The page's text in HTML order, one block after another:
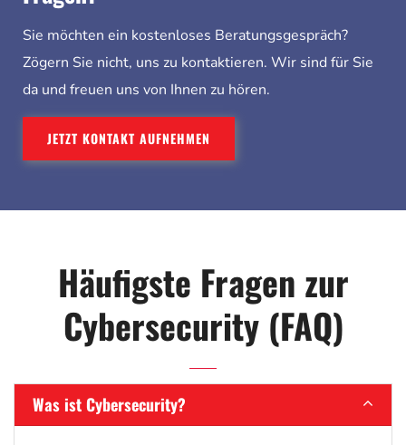
Sie möchten ein kostenloses Beratungsgespräch?
Zögern Sie nicht, uns zu kontaktieren. Wir sind für Sie
da und freuen uns von Ihnen zu hören.
JETZT KONTAKT AUFNEHMEN
Häufigste Fragen zur
Cybersecurity (FAQ)
Was ist Cybersecurity?